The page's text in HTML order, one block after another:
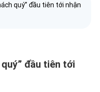
quý” đầu tiên tới nhận
đầu tiên tới